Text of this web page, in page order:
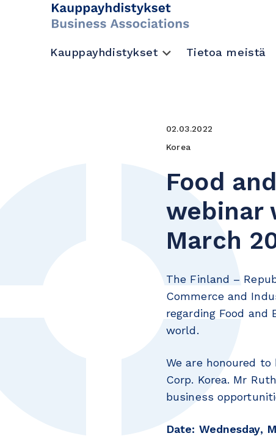
Kauppayhdistykset Tietoa meistä
02.03.2022
Korea
Food
webinar
March
The Finland –
Commerce and
regarding Food
world.
We are honoured to
Corp. Korea. Mr
business
Date: Wednesday,